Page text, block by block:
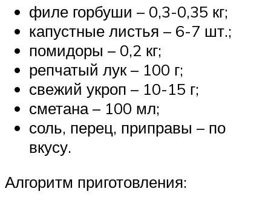
филе горбуши – 0,3-0,35 кг;
капустные листья – 6-7 шт.;
помидоры – 0,2 кг;
репчатый лук – 100 г;
свежий укроп – 10-15 г;
сметана – 100 мл;
соль, перец, приправы – по
вкусу.
Алгоритм приготовления: